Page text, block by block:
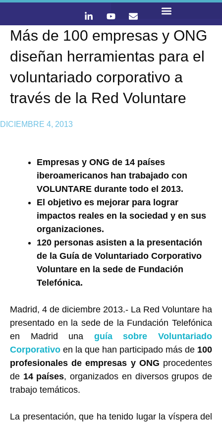
Más de 100 empresas y ONG
diseñan herramientas para el
voluntariado corporativo a
través de la Red Voluntare
DICIEMBRE 4, 2013
Empresas y ONG de 14 países
iberoamericanos han trabajado con
VOLUNTARE durante todo el 2013.
El objetivo es mejorar para lograr
impactos reales en la sociedad y en sus
organizaciones.
120 personas asisten a la presentación
de la Guía de Voluntariado Corporativo
Voluntare en la sede de Fundación
Telefónica.
Madrid, 4 de diciembre 2013.- La Red Voluntare ha
presentado en la sede de la Fundación Telefónica
en Madrid una guía sobre Voluntariado
Corporativo en la que han participado más de 100
profesionales de empresas y ONG procedentes
de 14 países, organizados en diversos grupos de
trabajo temáticos.
La presentación, que ha tenido lugar la víspera del